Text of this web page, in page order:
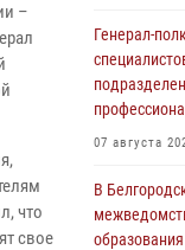
–
что
свое
Генерал-
07 августа
В